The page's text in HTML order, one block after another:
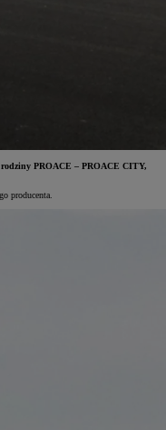
rodziny PROACE – PROACE CITY,
producenta.